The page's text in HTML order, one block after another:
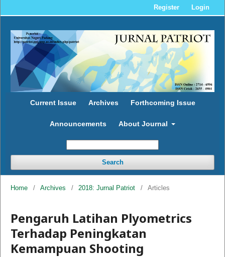
Current Issue Archives Forthcoming Issue
Announcements About Journal
Search
Register Login
Home / Archives / 2018: Jurnal Patriot / Articles
Pengaruh Latihan Plyometrics
Terhadap Peningkatan
Kemampuan Shooting